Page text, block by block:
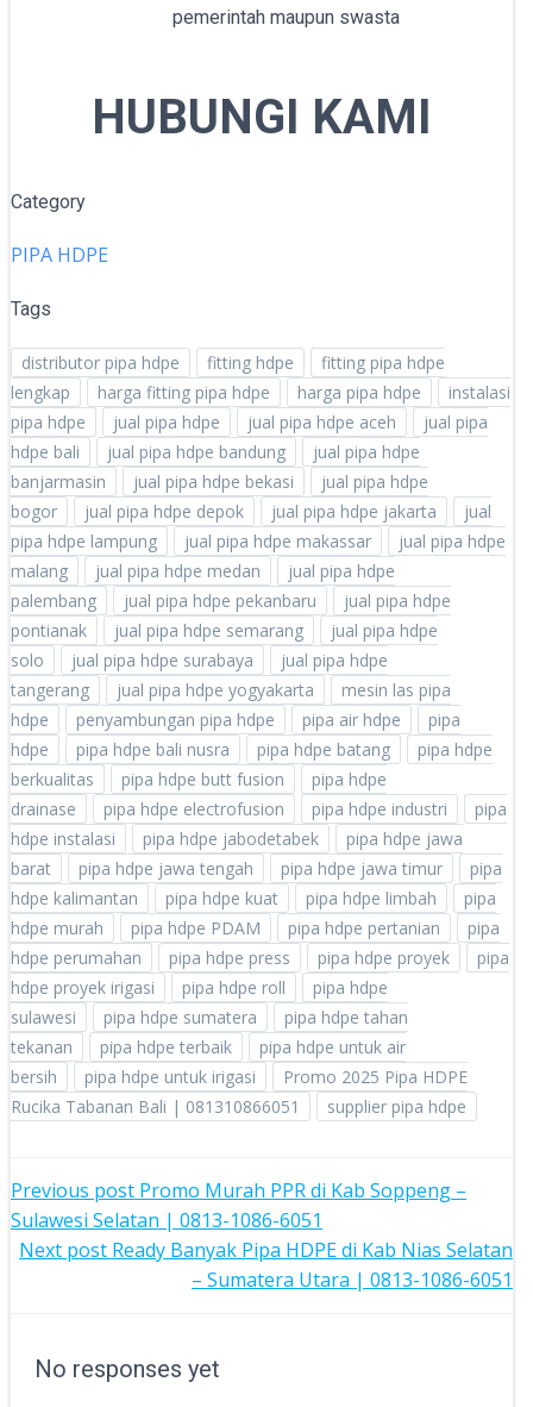
pemerintah maupun swasta
HUBUNGI KAMI
Category
PIPA HDPE
Tags
distributor pipa hdpe fitting hdpe
fitting pipa hdpe
lengkap
harga fitting pipa hdpe harga pipa hdpe
instalasi
pipa hdpe
jual pipa hdpe jual pipa hdpe aceh
jual pipa
hdpe bali
jual pipa hdpe bandung
jual pipa hdpe
banjarmasin
jual pipa hdpe bekasi
jual pipa hdpe
bogor
jual pipa hdpe depok jual pipa hdpe jakarta
jual
pipa hdpe lampung
jual pipa hdpe makassar
jual pipa hdpe
malang
jual pipa hdpe medan
jual pipa hdpe
palembang
jual pipa hdpe pekanbaru
jual pipa hdpe
pontianak
jual pipa hdpe semarang
jual pipa hdpe
solo
jual pipa hdpe surabaya
jual pipa hdpe
tangerang
jual pipa hdpe yogyakarta
mesin las pipa
hdpe
penyambungan pipa hdpe pipa air hdpe
pipa
hdpe
pipa hdpe bali nusra pipa hdpe batang
pipa hdpe
berkualitas
pipa hdpe butt fusion
pipa hdpe
drainase
pipa hdpe electrofusion pipa hdpe industri
pipa
hdpe instalasi
pipa hdpe jabodetabek
pipa hdpe jawa
barat
pipa hdpe jawa tengah pipa hdpe jawa timur
pipa
hdpe kalimantan
pipa hdpe kuat pipa hdpe limbah
pipa
hdpe murah
pipa hdpe PDAM pipa hdpe pertanian
pipa
hdpe perumahan
pipa hdpe press pipa hdpe proyek
pipa
hdpe proyek irigasi
pipa hdpe roll
pipa hdpe
sulawesi
pipa hdpe sumatera
pipa hdpe tahan
tekanan
pipa hdpe terbaik
pipa hdpe untuk air
bersih
pipa hdpe untuk irigasi
Promo 2025 Pipa HDPE
Rucika Tabanan Bali | 081310866051
supplier pipa hdpe
POST
NAVIGATION
Previous post Promo Murah PPR di Kab Soppeng –
Sulawesi Selatan | 0813-1086-6051
POST
Next post Ready Banyak Pipa HDPE di Kab Nias Selatan
– Sumatera Utara | 0813-1086-6051
No responses yet